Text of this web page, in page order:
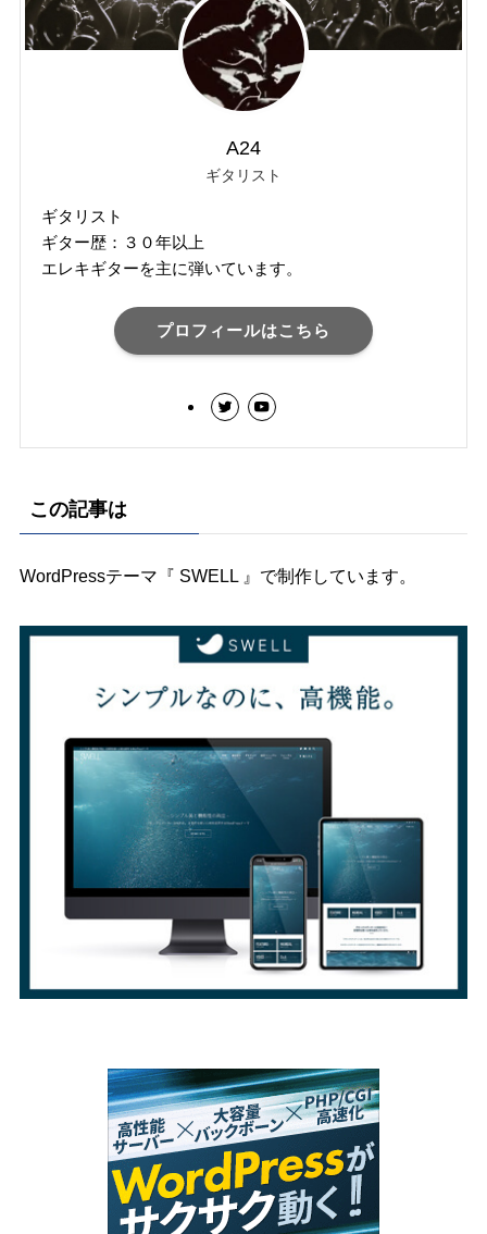
A24
ギタリスト
ギタリスト
ギター歴：３０年以上
エレキギターを主に弾いています。
プロフィールはこちら
この記事は
WordPressテーマ『 SWELL 』で制作しています。